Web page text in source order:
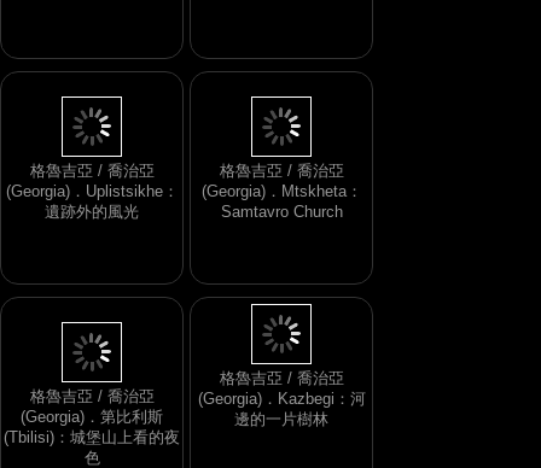
格魯吉亞 / 喬治亞
(Georgia)．Uplistsikhe：
格魯吉亞 / 喬治亞
(Georgia)．Mtskheta：
格魯吉亞 / 喬治亞
(Georgia)．第比利斯
(Tbilisi)：城堡山上看的夜